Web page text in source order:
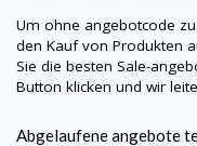
Um ohne angebotcode
den Kauf von Produkten
Sie die besten Sale-
Button klicken und wir
Abgelaufene angebote